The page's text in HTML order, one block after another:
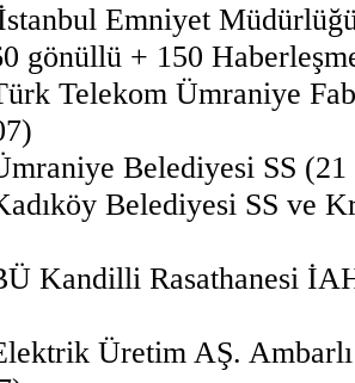
Emniyet
gönüllü + 150
Telekom Ümraniye
Belediyesi SS (21
Belediyesi SS ve
Kandilli Rasathanesi
Üretim AŞ.